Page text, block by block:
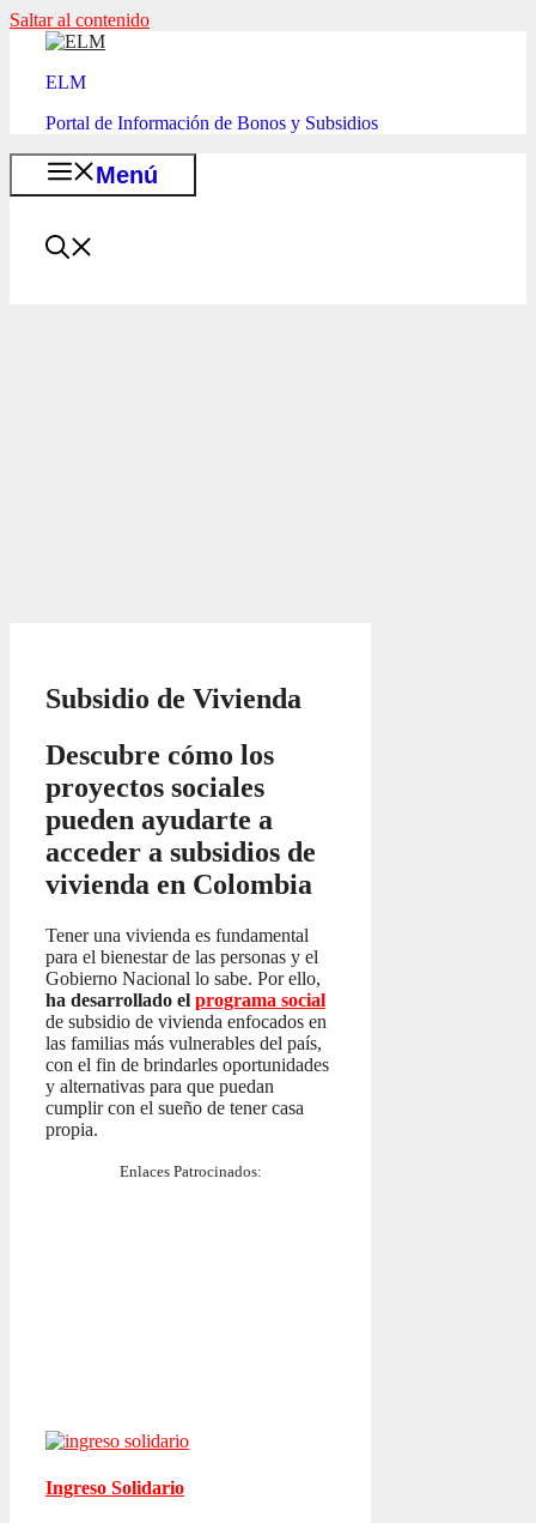
Saltar al contenido
ELM
Portal de Información de Bonos y Subsidios
Menú
Subsidio de Vivienda
Descubre cómo los
proyectos sociales
pueden ayudarte a
acceder a subsidios de
vivienda en Colombia
Tener una vivienda es fundamental
para el bienestar de las personas y el
Gobierno Nacional lo sabe. Por ello,
ha desarrollado el programa social
de subsidio de vivienda enfocados en
las familias más vulnerables del país,
con el fin de brindarles oportunidades
y alternativas para que puedan
cumplir con el sueño de tener casa
propia.
Enlaces Patrocinados:
Ingreso Solidario